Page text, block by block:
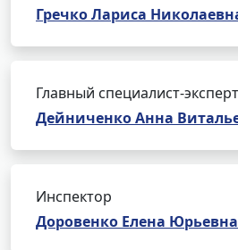
Гречко Лариса
Главный специалист-эксперт
Дейниченко Анна
Инспектор
Доровенко Елена Юрьевна